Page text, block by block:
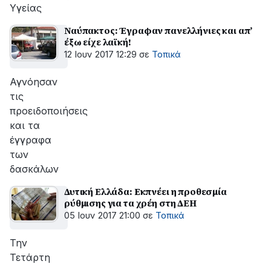
Υγείας
Ναύπακτος: Έγραφαν πανελλήνιες και απ’
έξω είχε λαϊκή!
12 Ιουν 2017 12:29 σε Τοπικά
Αγνόησαν
τις
προειδοποιήσεις
και τα
έγγραφα
των
δασκάλων
Δυτική Ελλάδα: Eκπνέει η προθεσμία
ρύθμισης για τα χρέη στη ΔΕΗ
05 Ιουν 2017 21:00 σε Τοπικά
Την
Τετάρτη